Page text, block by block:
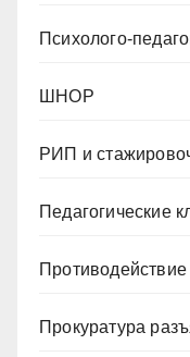
Психолого-
ШНОР
РИП и
Педагогические
Прокуратура